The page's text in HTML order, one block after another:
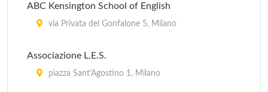
Centro di Formazione Quarenghi
Centro di Formazione San Giusto
ABC Kensington School of English
via Privata del Gonfalone 5, Milano
Associazione L.E.S.
piazza Sant'Agostino 1, Milano